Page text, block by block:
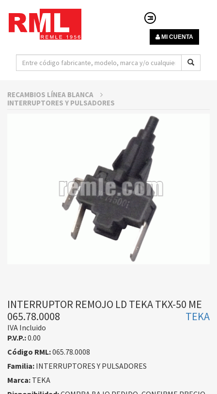
MI CUENTA
RECAMBIOS LÍNEA BLANCA
INTERRUPTORES Y PULSADORES
INTERRUPTOR REMOJO LD TEKA TKX-50 ME
065.78.0008
TEKA
IVA Incluido
P.V.P.:0.00
Código RML:065.78.0008
Familia: INTERRUPTORES Y PULSADORES
Marca: TEKA